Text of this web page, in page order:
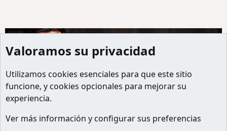
Redes Sociales
Default style
Español
Valoramos su privacidad
Utilizamos cookies esenciales para que este sitio
funcione, y cookies opcionales para mejorar su
experiencia.
Ver más información y configurar sus preferencias